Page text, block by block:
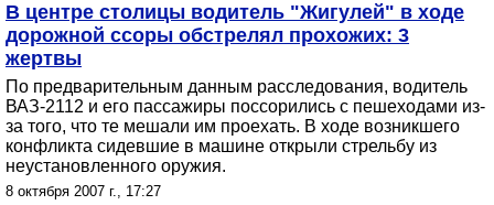
В центре столицы водитель "Жигулей" в ходе
дорожной ссоры обстрелял прохожих: 3
жертвы
По предварительным данным расследования, водитель
ВАЗ-2112 и его пассажиры поссорились с пешеходами из-
за того, что те мешали им проехать. В ходе возникшего
конфликта сидевшие в машине открыли стрельбу из
неустановленного оружия.
8 октября 2007 г., 17:27